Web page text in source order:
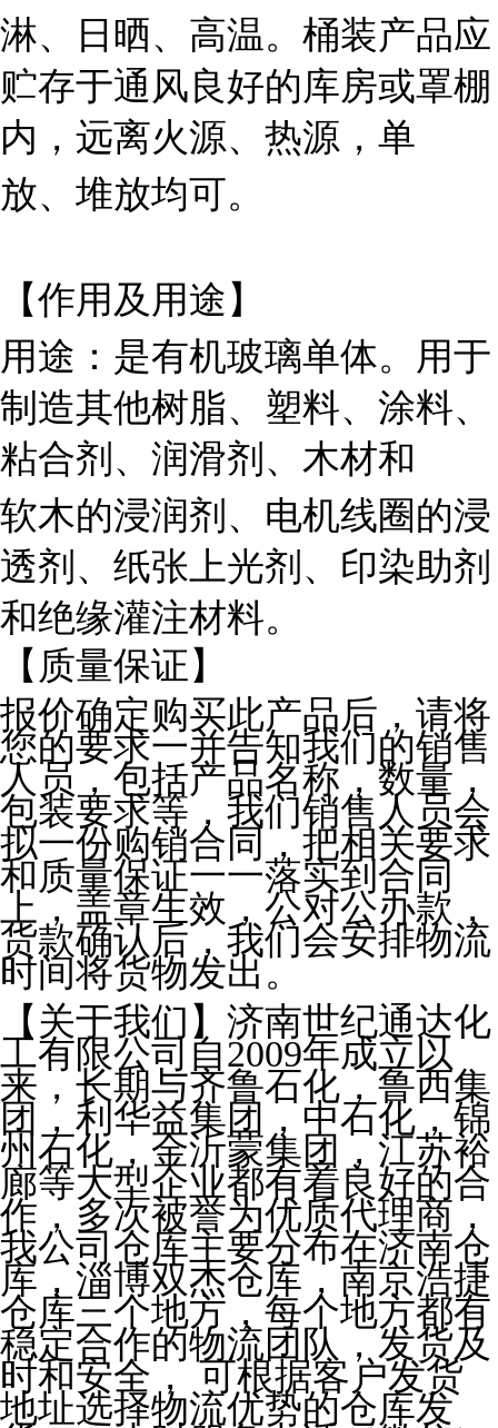
淋、日晒、高温。桶装产品应
贮存于通风良好的库房或罩棚
内，远离火源、热源，单
放、堆放均可。
【作用及用途】
用途：是有机玻璃单体。用于
制造其他树脂、塑料、涂料、
粘合剂、润滑剂、木材和
软木的浸润剂、电机线圈的浸
透剂、纸张上光剂、印染助剂
和绝缘灌注材料。
【质量保证】
报价确定购买此产品后，请将
您的要求一并告知我们的销售
人员，包括产品名称，数量，
包装要求等，我们销售人员会
拟一份购销合同，把相关要求
和质量保证一一落实到合同
上，盖章生效，公对公办款，
货款确认后，我们会安排物流
时间将货物发出。
【关于我们】济南世纪通达化
工有限公司自2009年成立以
来，长期与齐鲁石化，鲁西集
团，利华益集团，中石化，锦
州石化，金沂蒙集团，江苏裕
廊等大型企业都有着良好的合
作，多次被誉为优质代理商，
我公司仓库主要分布在济南仓
库，淄博双杰仓库，南京浩捷
仓库三个地方，每个地方都有
稳定合作的物流团队，发货及
时和安全， 可根据客户发货
地址选择物流优势的仓库发